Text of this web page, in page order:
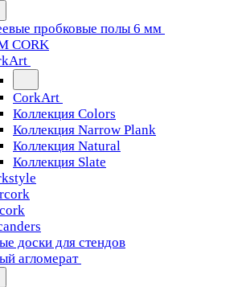
пробковые полы 6 мм
CORK
CorkArt
Коллекция Colors
Коллекция Narrow Plank
Коллекция Natural
Коллекция Slate
доски для стендов
агломерат